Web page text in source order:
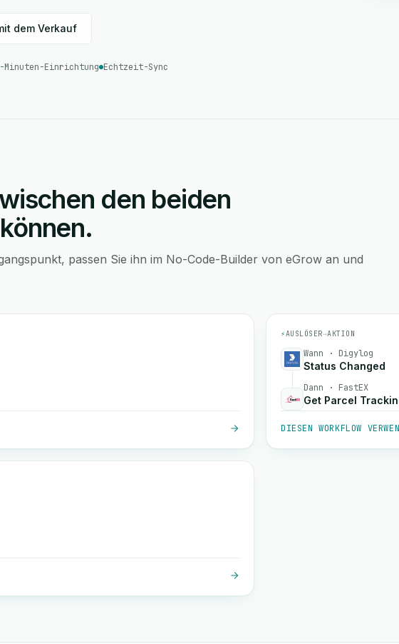
dem Verkauf
Minuten-Einrichtung Echtzeit-Sync
den beiden
passen Sie ihn im No-Code-Builder von eGrow an und
⚡AUSLÖSER→AKTION
Wann · Digylog
Status Changed
Dann · FastEX
Get Parcel
DIESEN WORKFLOW